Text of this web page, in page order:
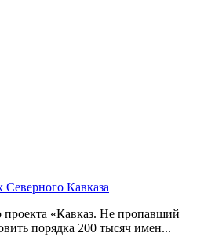
Северного Кавказа
проекта «Кавказ. Не пропавший
порядка 200 тысяч имен...